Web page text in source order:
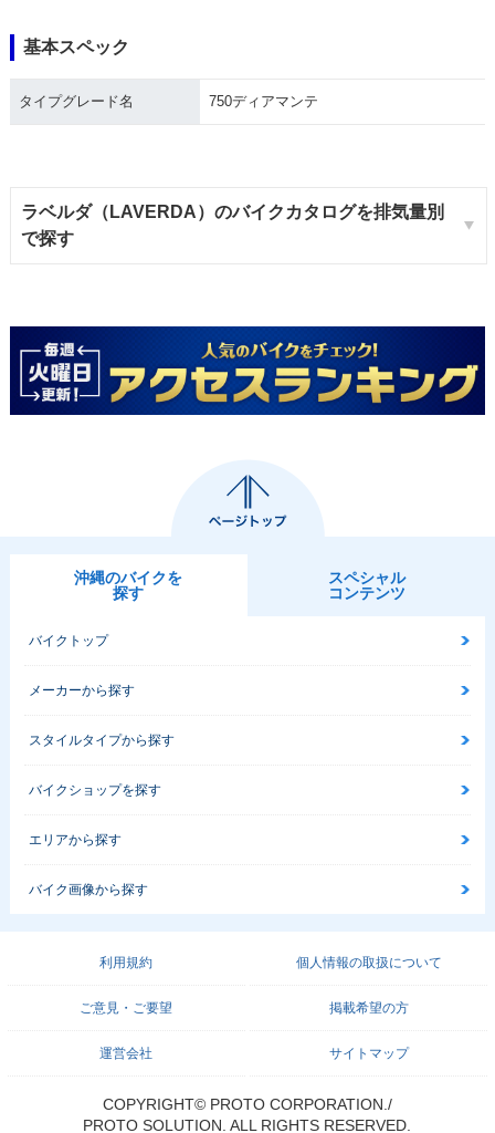
基本スペック
タイプグレード名 750ディアマンテ
ラベルダ（LAVERDA）のバイクカタログを排気量別
で探す
沖縄のバイクを
探す
スペシャル
コンテンツ
バイクトップ
メーカーから探す
スタイルタイプから探す
バイクショップを探す
エリアから探す
バイク画像から探す
利用規約 個人情報の取扱について
ご意見・ご要望 掲載希望の方
運営会社 サイトマップ
COPYRIGHT© PROTO CORPORATION./
PROTO SOLUTION. ALL RIGHTS RESERVED.